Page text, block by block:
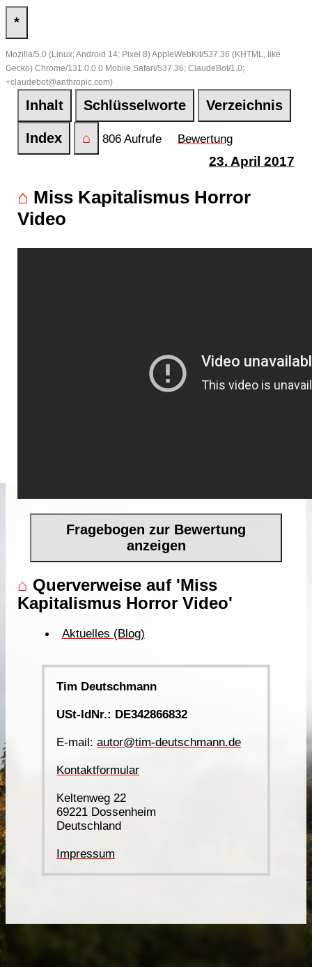
*
Mozilla/5.0 (Linux; Android 14; Pixel 8) AppleWebKit/537.36 (KHTML, like
Gecko) Chrome/131.0.0.0 Mobile Safari/537.36; ClaudeBot/1.0;
+claudebot@anthropic.com)
Inhalt Schlüsselworte Verzeichnis
Index ⌂ 806 Aufrufe Bewertung
23. April 2017
⌂ Miss Kapitalismus Horror
Video
Fragebogen zur Bewertung
anzeigen
⌂ Querverweise auf 'Miss
Kapitalismus Horror Video'
Aktuelles (Blog)
Tim Deutschmann
USt-IdNr.: DE342866832
E-mail:autor@tim-deutschmann.de
Kontaktformular
Keltenweg 22
69221 Dossenheim
Deutschland
Impressum